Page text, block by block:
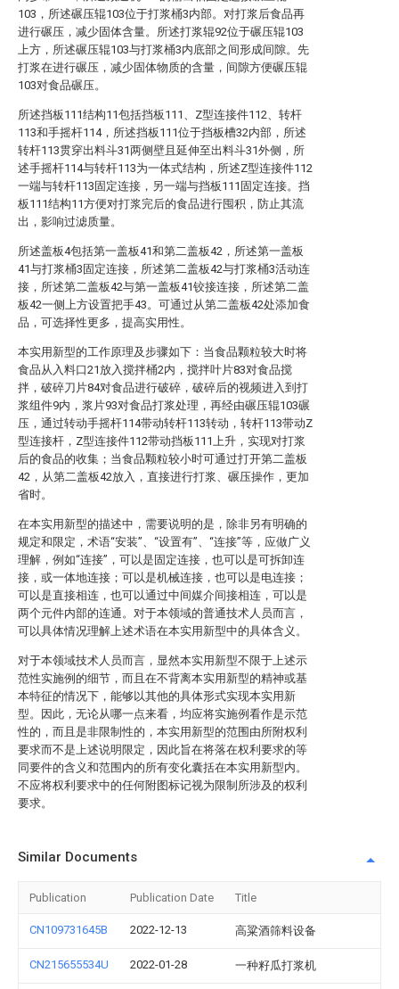
103，所述碾压辊103位于打浆桶3内部。对打浆后食品再
进行碾压，减少固体含量。所述打浆辊92位于碾压辊103
上方，所述碾压辊103与打浆桶3内底部之间形成间隙。先
打浆在进行碾压，减少固体物质的含量，间隙方便碾压辊
103对食品碾压。
所述挡板111结构11包括挡板111、Z型连接件112、转杆
113和手摇杆114，所述挡板111位于挡板槽32内部，所述
转杆113贯穿出料斗31两侧壁且延伸至出料斗31外侧，所
述手摇杆114与转杆113为一体式结构，所述Z型连接件112
一端与转杆113固定连接，另一端与挡板111固定连接。挡
板111结构11方便对打浆完后的食品进行囤积，防止其流
出，影响过滤质量。
所述盖板4包括第一盖板41和第二盖板42，所述第一盖板
41与打浆桶3固定连接，所述第二盖板42与打浆桶3活动连
接，所述第二盖板42与第一盖板41铰接连接，所述第二盖
板42一侧上方设置把手43。可通过从第二盖板42处添加食
品，可选择性更多，提高实用性。
本实用新型的工作原理及步骤如下：当食品颗粒较大时将
食品从入料口21放入搅拌桶2内，搅拌叶片83对食品搅
拌，破碎刀片84对食品进行破碎，破碎后的视频进入到打
浆组件9内，浆片93对食品打浆处理，再经由碾压辊103碾
压，通过转动手摇杆114带动转杆113转动，转杆113带动Z
型连接杆，Z型连接件112带动挡板111上升，实现对打浆
后的食品的收集；当食品颗粒较小时可通过打开第二盖板
42，从第二盖板42放入，直接进行打浆、碾压操作，更加
省时。
在本实用新型的描述中，需要说明的是，除非另有明确的
规定和限定，术语“安装”、“设置有”、“连接”等，应做广义
理解，例如“连接”，可以是固定连接，也可以是可拆卸连
接，或一体地连接；可以是机械连接，也可以是电连接；
可以是直接相连，也可以通过中间媒介间接相连，可以是
两个元件内部的连通。对于本领域的普通技术人员而言，
可以具体情况理解上述术语在本实用新型中的具体含义。
对于本领域技术人员而言，显然本实用新型不限于上述示
范性实施例的细节，而且在不背离本实用新型的精神或基
本特征的情况下，能够以其他的具体形式实现本实用新
型。因此，无论从哪一点来看，均应将实施例看作是示范
性的，而且是非限制性的，本实用新型的范围由所附权利
要求而不是上述说明限定，因此旨在将落在权利要求的等
同要件的含义和范围内的所有变化囊括在本实用新型内。
不应将权利要求中的任何附图标记视为限制所涉及的权利
要求。
Similar Documents
Publication Publication Date Title
CN109731645B 2022-12-13 高粱酒筛料设备
CN215655534U 2022-01-28 一种籽瓜打浆机